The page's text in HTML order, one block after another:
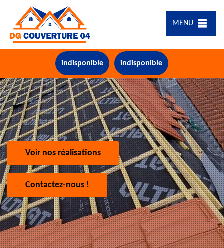
MENU
indisponible indisponible
Voir nos réalisations
Contactez-nous !